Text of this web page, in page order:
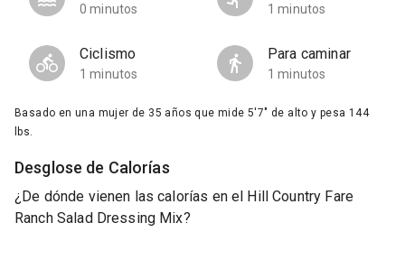
0 minutos 1 minutos
Ciclismo
1 minutos
Para caminar
1 minutos
Basado en una mujer de 35 años que mide 5'7" de alto y pesa 144
lbs.
Desglose de Calorías
¿De dónde vienen las calorías en el Hill Country Fare
Ranch Salad Dressing Mix?